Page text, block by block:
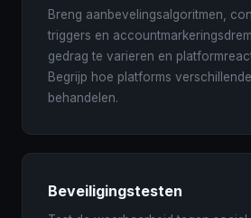
Breng aanbevelingsalgoritmen,
triggers en
gedrag te varieren en
Begrijp hoe platforms
behandelen.
Beveiligingstesten